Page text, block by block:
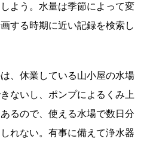
よう。水量は季節によって変
する時期に近い記録を検索し
、休業している山小屋の水場
ないし、ポンプによるくみ上
るので、使える水場で数日分
れない。有事に備えて浄水器